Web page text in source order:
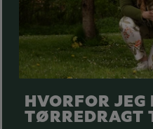
HVORFOR
TØRREDRAGT